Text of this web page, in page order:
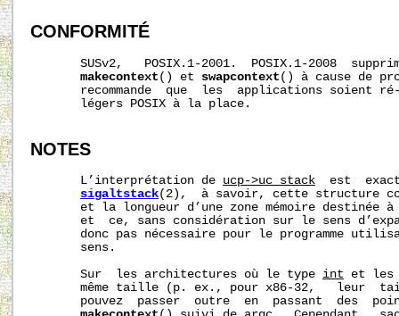
CONFORMITÉ
SUSv2,   POSIX.1-2001.  POSIX.1-2008
makecontext () et swapcontext () à cause de
recommande  que  les  applications soient
       légers POSIX à la place.
NOTES
       L’interprétation de
ucp->uc_stack
est
sigaltstack(2),  à savoir, cette structure
et la longueur d’une zone mémoire destinée
et  ce, sans considération sur le sens
donc pas nécessaire pour le programme
       sens.
       Sur  les architectures où le type
int et les
même taille (p. ex., pour x86-32,   leur
pouvez  passer  outre  en  passant  des